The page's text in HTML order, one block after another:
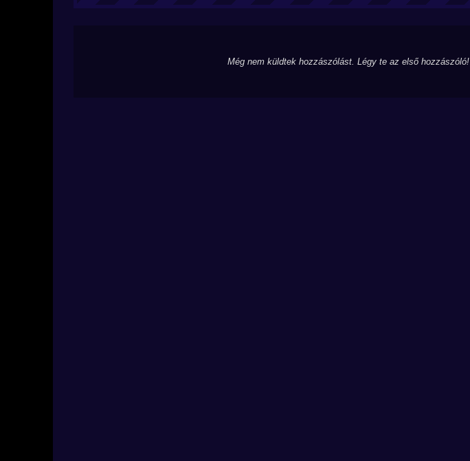
Még nem küldtek hozzászólást. Légy te az első hozzászóló!